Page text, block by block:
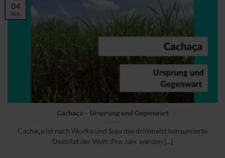
Cachaça – Ursprung und Gegenwart
Cachaça ist nach Wodka und Soju das drittmeist konsumierte
Destillat der Welt: Pro Jahr werden [...]
04
Sep.